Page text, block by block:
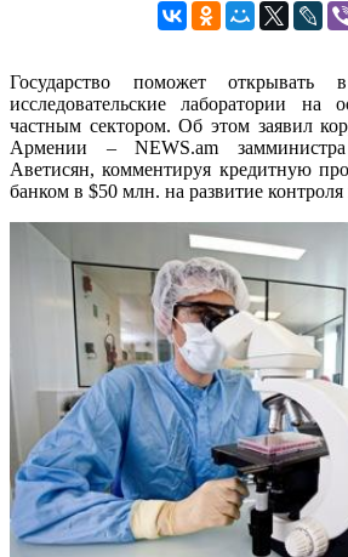
Государство поможет
исследовательские лаборатории на
частным сектором. Об этом заявил
Армении – NEWS.am
Аветисян, комментируя кредитную
банком в $50 млн. на развитие контроля